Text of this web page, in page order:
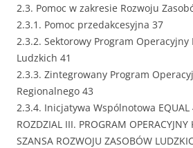
2.3. Pomoc w zakresie Rozwoju
2.3.1. Pomoc przedakcesyjna 37
2.3.2. Sektorowy Program Operacyjny
Ludzkich 41
2.3.3. Zintegrowany Program
Regionalnego 43
2.3.4. Inicjatywa Wspólnotowa EQUAL
ROZDZIAL III. PROGRAM OPERACYJNY
SZANSA ROZWOJU ZASOBÓW